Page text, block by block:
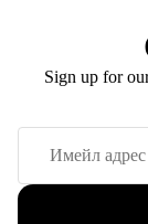
Sign up for